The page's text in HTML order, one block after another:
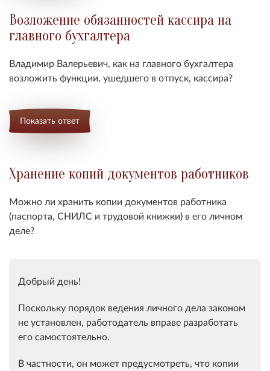
Возложение обязанностей кассира на
главного бухгалтера
Владимир Валерьевич, как на главного бухгалтера
возложить функции, ушедшего в отпуск, кассира?
Показать ответ
Хранение копий документов работников
Можно ли хранить копии документов работника
(паспорта, СНИЛС и трудовой книжки) в его личном
деле?
Добрый день!
Поскольку порядок ведения личного дела законом
не установлен, работодатель вправе разработать
его самостоятельно.
В частности, он может предусмотреть, что копии